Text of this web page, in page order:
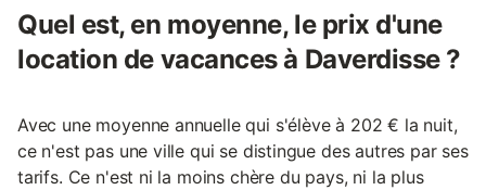
Quel est, en moyenne, le prix d'une
location de vacances à Daverdisse ?
Avec une moyenne annuelle qui s'élève à 202 € la nuit,
ce n'est pas une ville qui se distingue des autres par ses
tarifs. Ce n'est ni la moins chère du pays, ni la plus